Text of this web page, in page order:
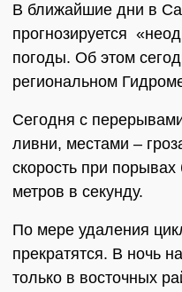
В ближайшие дни в
прогнозируется
погоды. Об этом
региональном
Сегодня с
ливни, местами –
скорость при
метров в секунду.
По мере удаления
прекратятся. В ночь
только в восточных